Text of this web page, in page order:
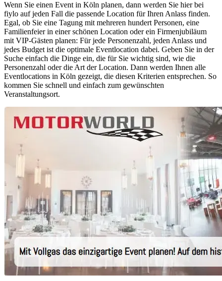
Wenn Sie einen Event in Köln planen, dann werden Sie hier bei
fiylo auf jeden Fall die passende Location für Ihren Anlass finden.
Egal, ob Sie eine Tagung mit mehreren hundert Personen, eine
Familienfeier in einer schönen Location oder ein Firmenjubiläum
mit VIP-Gästen planen: Für jede Personenzahl, jeden Anlass und
jedes Budget ist die optimale Eventlocation dabei. Geben Sie in der
Suche einfach die Dinge ein, die für Sie wichtig sind, wie die
Personenzahl oder die Art der Location. Dann werden Ihnen alle
Eventlocations in Köln gezeigt, die diesen Kriterien entsprechen. So
kommen Sie schnell und einfach zum gewünschten
Veranstaltungsort.